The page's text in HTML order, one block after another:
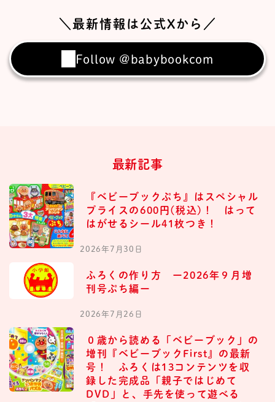
＼最新情報は公式Xから／
Follow @babybookcom
最新記事
『ベビーブックぷち』はスペシャル
プライスの600円(税込)！ はって
はがせるシール41枚つき！
2026年7月30日
ふろくの作り方 ー2026年９月増
刊号ぷち編ー
2026年7月26日
０歳から読める「ベビーブック」の
増刊『ベビーブックFirst』の最新
号！ ふろくは13コンテンツを収
録した完成品「親子ではじめて
DVD」と、手先を使って遊べる